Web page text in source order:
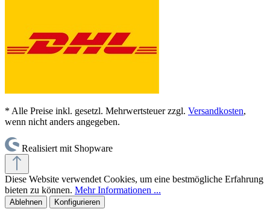
* Alle Preise inkl. gesetzl. Mehrwertsteuer zzgl. Versandkosten,
wenn nicht anders angegeben.
Realisiert mit Shopware
Diese Website verwendet Cookies, um eine bestmögliche Erfahrung
bieten zu können. Mehr Informationen ...
Ablehnen Konfigurieren